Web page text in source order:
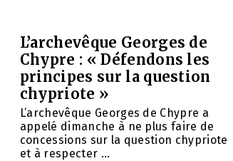
L’archevêque Georges de
Chypre : « Défendons les
principes sur la question
chypriote »
L’archevêque Georges de Chypre a
appelé dimanche à ne plus faire de
concessions sur la question chypriote
et à respecter ...